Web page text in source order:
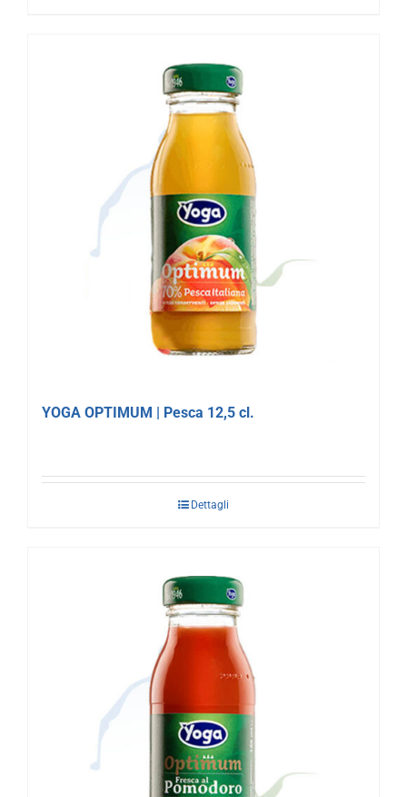
YOGA OPTIMUM | Pesca 12,5 cl.
Dettagli